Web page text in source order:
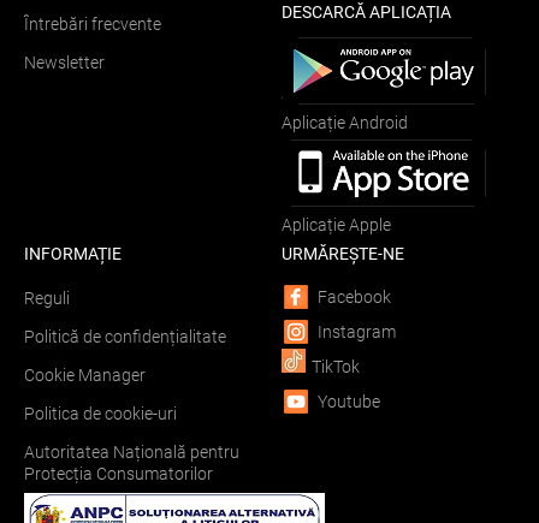
Întrebări frecvente
Newsletter
DESCARCĂ APLICAȚIA
Aplicație Android
Aplicație Apple
INFORMAȚIE
Reguli
Politică de confidențialitate
Cookie Manager
Politica de cookie-uri
Autoritatea Națională pentru
Protecția Consumatorilor
URMĂREȘTE-NE
Facebook
Instagram
TikTok
Youtube